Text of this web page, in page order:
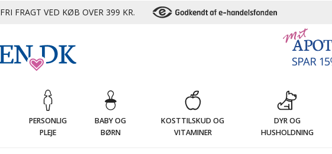
FRI FRAGT VED KØB OVER 399 KR.
PERSONLIG
PLEJE
BABY OG
BØRN
KOSTTILSKUD OG
VITAMINER
DYR OG
HUSHOLDNING